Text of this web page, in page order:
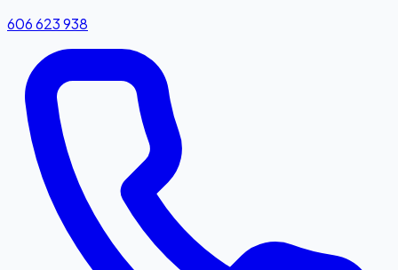
606 623 938